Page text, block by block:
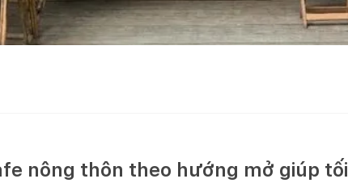
nông thôn theo hướng mở giúp